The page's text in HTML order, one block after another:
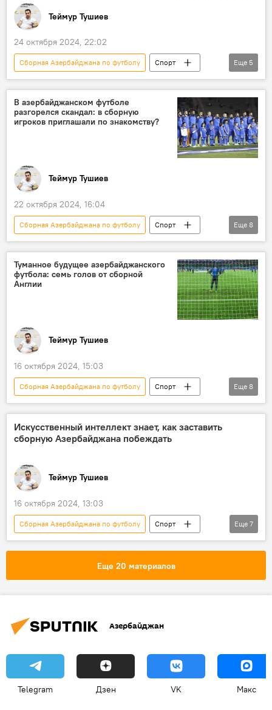
Теймур Тушиев
24 октября 2024, 22:02
Сборная Азербайджана по футболу
Спорт
Футбол
ФИФА
АФФА
Рейтинг
Фернанду Сантуш
Еще 5
В азербайджанском футболе
разгорелся скандал: в сборную
игроков приглашали по знакомству?
Теймур Тушиев
22 октября 2024, 16:04
Сборная Азербайджана по футболу
Спорт
Азербайджан
Футбол
Фернанду Сантуш
АФФА
Скандал
директор
национальная команда
Еще 8
Туманное будущее азербайджанского
футбола: семь голов от сборной
Англии
Теймур Тушиев
16 октября 2024, 15:03
Сборная Азербайджана по футболу
Спорт
Азербайджан
Футбол
Поражение
АФФА
Тренер
Чемпионат мира
Лига наций UEFA
Еще 8
Искусственный интеллект знает, как заставить
сборную Азербайджана побеждать
Теймур Тушиев
16 октября 2024, 13:03
Сборная Азербайджана по футболу
Спорт
Азербайджан
Футбол
АФФА
нейросети
искусственный интеллект
Еще 7
Еще 20 материалов
Азербайджан
Telegram Дзен VK Макс